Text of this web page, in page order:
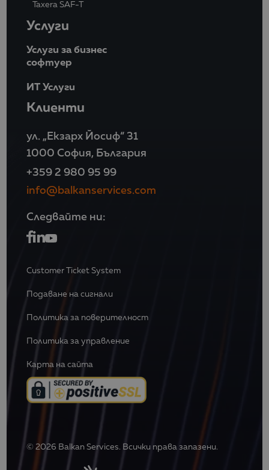
Taxera SAF-T
Услуги
Услуги за бизнес
софтуер
ИТ Услуги
Клиенти
ул. „Екзарх Йосиф“ 31
1000 София, България
+359 2 980 95 99
info@balkanservices.com
Следвайте ни:
Customer Ticket System
Подаване на сигнали
Политика за поверителност
Политика за управление
Карта на сайта
© 2026 Balkan Services. Всички права запазени.